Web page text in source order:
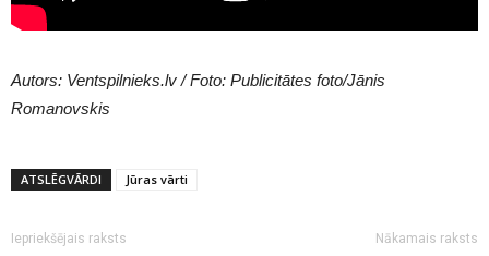
Autors: Ventspilnieks.lv / Foto: Publicitātes foto/Jānis
Romanovskis
ATSLĒGVĀRDI Jūras vārti
Iepriekšējais raksts Nākamais raksts